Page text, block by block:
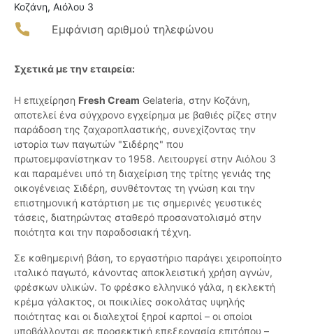
Κοζάνη, Αιόλου 3
Εμφάνιση αριθμού τηλεφώνου
Σχετικά με την εταιρεία:
Η επιχείρηση Fresh Cream Gelateria, στην Κοζάνη,
αποτελεί ένα σύγχρονο εγχείρημα με βαθιές ρίζες στην
παράδοση της ζαχαροπλαστικής, συνεχίζοντας την
ιστορία των παγωτών "Σιδέρης" που
πρωτοεμφανίστηκαν το 1958. Λειτουργεί στην Αιόλου 3
και παραμένει υπό τη διαχείριση της τρίτης γενιάς της
οικογένειας Σιδέρη, συνθέτοντας τη γνώση και την
επιστημονική κατάρτιση με τις σημερινές γευστικές
τάσεις, διατηρώντας σταθερό προσανατολισμό στην
ποιότητα και την παραδοσιακή τέχνη.
Σε καθημερινή βάση, το εργαστήριο παράγει χειροποίητο
ιταλικό παγωτό, κάνοντας αποκλειστική χρήση αγνών,
φρέσκων υλικών. Το φρέσκο ελληνικό γάλα, η εκλεκτή
κρέμα γάλακτος, οι ποικιλίες σοκολάτας υψηλής
ποιότητας και οι διαλεχτοί ξηροί καρποί – οι οποίοι
υποβάλλονται σε προσεκτική επεξεργασία επιτόπου –